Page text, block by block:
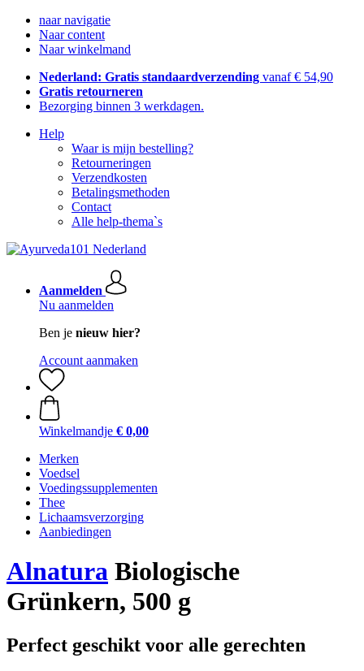
naar navigatie
Naar content
Naar winkelmand
Nederland: Gratis standaardverzending vanaf € 54,90
Gratis retourneren
Bezorging binnen 3 werkdagen.
Help
Waar is mijn bestelling?
Retourneringen
Verzendkosten
Betalingsmethoden
Contact
Alle help-thema`s
Aanmelden
Nu aanmelden
Ben je nieuw hier?
Account aanmaken
Winkelmandje € 0,00
Merken
Voedsel
Voedingssupplementen
Thee
Lichaamsverzorging
Aanbiedingen
Alnatura Biologische
Grünkern, 500 g
Perfect geschikt voor alle gerechten